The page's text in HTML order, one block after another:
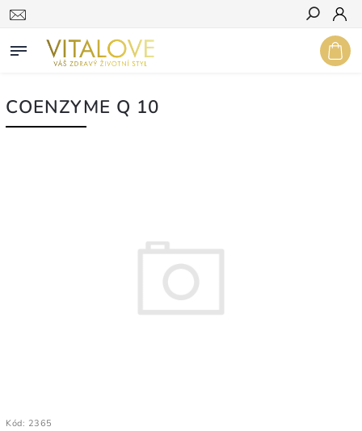
Hledat
COENZYME Q 10
Kód: 2365